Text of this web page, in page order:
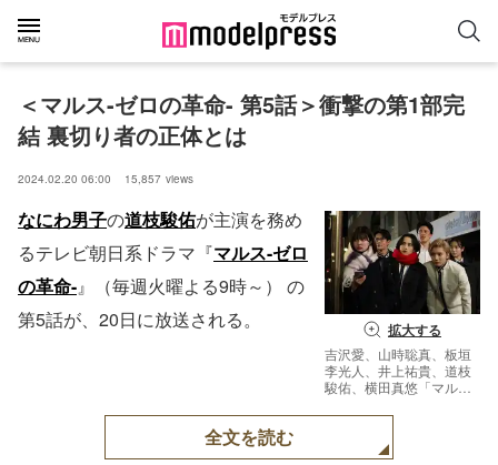
＜マルス-ゼロの革命- 第5話＞衝撃の第1部完
結 裏切り者の正体とは
2024.02.20 06:00 15,857 views
拡大する
吉沢愛、山時聡真、板垣
李光人、井上祐貴、道枝
駿佑、横田真悠「マルス-
（C）テレビ朝日
なにわ男子の道枝駿佑が主演を務め
るテレビ朝日系ドラマ『マルス-ゼロ
の革命-』（毎週火曜よる9時～） の
第5話が、20日に放送される。
全文を読む